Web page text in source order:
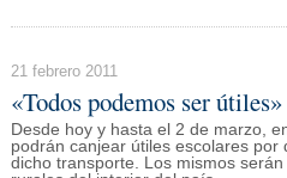
21 febrero 2011
«Todos podemos ser útiles»
Desde hoy y hasta el 2 de marzo,
podrán canjear útiles escolares por
dicho transporte. Los mismos